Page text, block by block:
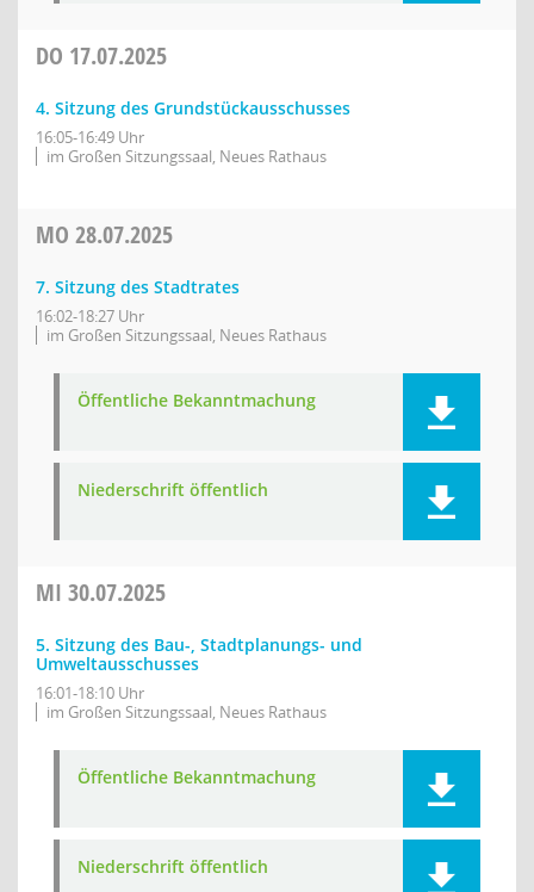
DO 17.07.2025
4. Sitzung des Grundstückausschusses
16:05-16:49 Uhr
im Großen Sitzungssaal, Neues Rathaus
MO 28.07.2025
7. Sitzung des Stadtrates
16:02-18:27 Uhr
im Großen Sitzungssaal, Neues Rathaus
Öffentliche Bekanntmachung
Niederschrift öffentlich
MI 30.07.2025
5. Sitzung des Bau-, Stadtplanungs- und
Umweltausschusses
16:01-18:10 Uhr
im Großen Sitzungssaal, Neues Rathaus
Öffentliche Bekanntmachung
Niederschrift öffentlich